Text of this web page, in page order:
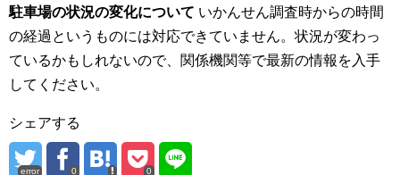
駐車場の状況の変化について いかんせん調査時からの時間
の経過というものには対応できていません。状況が変わっ
ているかもしれないので、関係機関等で最新の情報を入手
してください。
シェアする
error 0 0